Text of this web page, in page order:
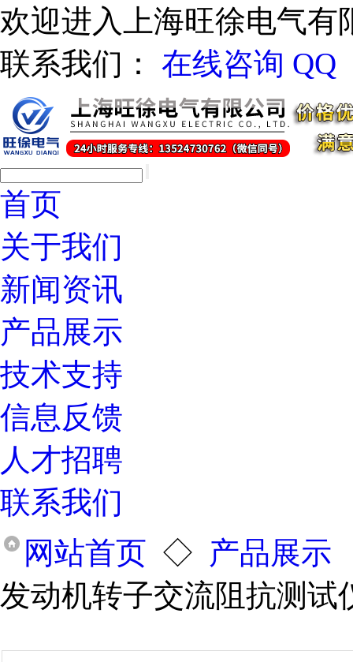
欢迎进入上海旺徐电气有
联系我们：
在线咨询 QQ
首页
关于我们
新闻资讯
产品展示
技术支持
信息反馈
人才招聘
联系我们
网站首页 ◇ 产品展示
发动机转子交流阻抗测试